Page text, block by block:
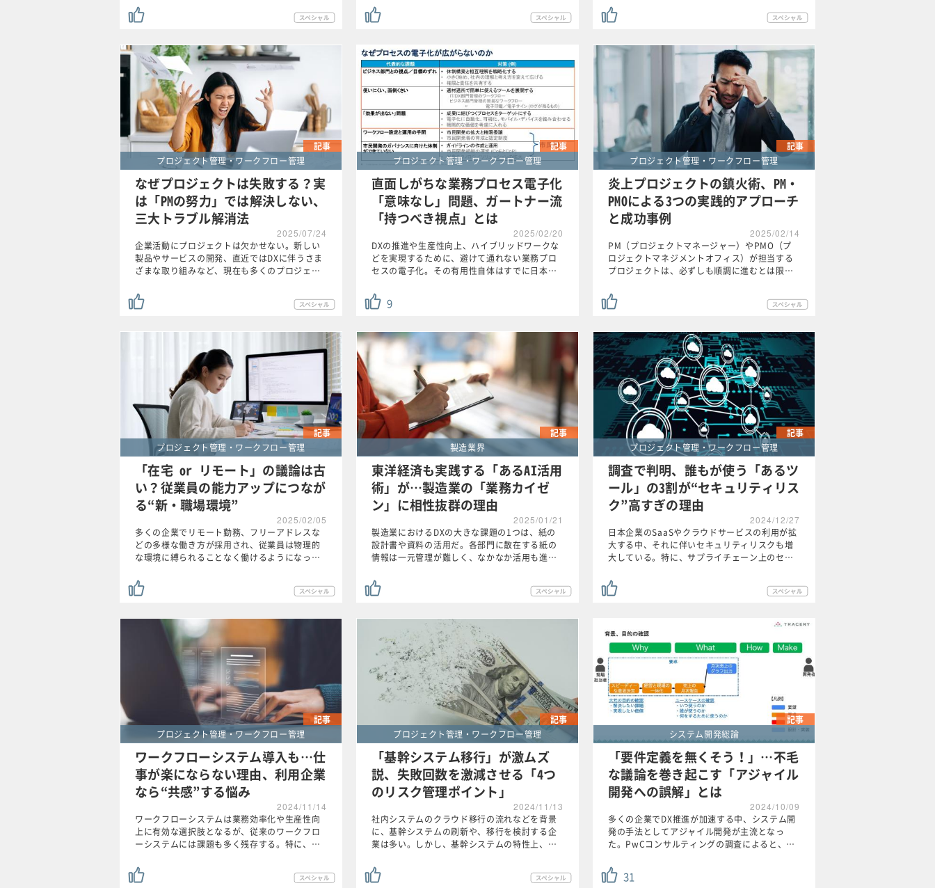
記事
プロジェクト管理・ワークフロー管理
なぜプロジェクトは失敗する？実
は「PMの努力」では解決しない、
三大トラブル解消法
2025/07/24
企業活動にプロジェクトは欠かせない。新しい
製品やサービスの開発、直近ではDXに伴うさま
ざまな取り組みなど、現在も多くのプロジェ…
記事
プロジェクト管理・ワークフロー管理
直面しがちな業務プロセス電子化
「意味なし」問題、ガートナー流
「持つべき視点」とは
2025/02/20
9
DXの推進や生産性向上、ハイブリッドワークな
どを実現するために、避けて通れない業務プロ
セスの電子化。その有用性自体はすでに日本…
記事
プロジェクト管理・ワークフロー管理
炎上プロジェクトの鎮火術、PM・
PMOによる3つの実践的アプローチ
と成功事例
2025/02/14
PM（プロジェクトマネージャー）やPMO（プ
ロジェクトマネジメントオフィス）が担当する
プロジェクトは、必ずしも順調に進むとは限…
記事
プロジェクト管理・ワークフロー管理
「在宅 or リモート」の議論は古
い？従業員の能力アップにつなが
る“新・職場環境”
2025/02/05
多くの企業でリモート勤務、フリーアドレスな
どの多様な働き方が採用され、従業員は物理的
な環境に縛られることなく働けるようになっ…
記事
製造業界
東洋経済も実践する「あるAI活用
術」が…製造業の「業務カイゼ
ン」に相性抜群の理由
2025/01/21
製造業におけるDXの大きな課題の1つは、紙の
設計書や資料の活用だ。各部門に散在する紙の
情報は一元管理が難しく、なかなか活用も進…
記事
プロジェクト管理・ワークフロー管理
調査で判明、誰もが使う「あるツ
ール」の3割が“セキュリティリス
ク”高すぎの理由
2024/12/27
日本企業のSaaSやクラウドサービスの利用が拡
大する中、それに伴いセキュリティリスクも増
大している。特に、サプライチェーン上のセ…
記事
プロジェクト管理・ワークフロー管理
ワークフローシステム導入も…仕
事が楽にならない理由、利用企業
なら“共感”する悩み
2024/11/14
ワークフローシステムは業務効率化や生産性向
上に有効な選択肢となるが、従来のワークフロ
ーシステムには課題も多く残存する。特に、…
記事
プロジェクト管理・ワークフロー管理
「基幹システム移行」が激ムズ
説、失敗回数を激減させる「4つ
のリスク管理ポイント」
2024/11/13
社内システムのクラウド移行の流れなどを背景
に、基幹システムの刷新や、移行を検討する企
業は多い。しかし、基幹システムの特性上、…
記事
システム開発総論
「要件定義を無くそう！」…不毛
な議論を巻き起こす「アジャイル
開発への誤解」とは
2024/10/09
31
多くの企業でDX推進が加速する中、システム開
発の手法としてアジャイル開発が主流となっ
た。PwCコンサルティングの調査によると、…